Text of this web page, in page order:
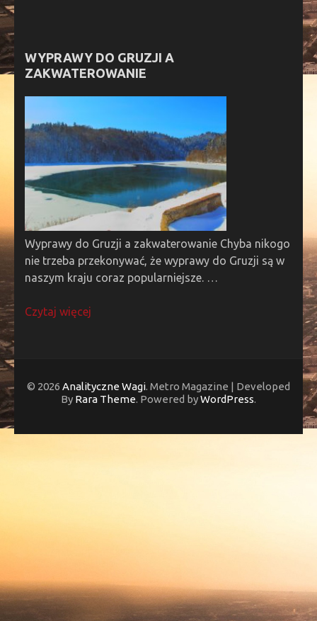
WYPRAWY DO GRUZJI A
ZAKWATEROWANIE
Wyprawy do Gruzji a zakwaterowanie Chyba nikogo
nie trzeba przekonywać, że wyprawy do Gruzji są w
naszym kraju coraz popularniejsze. …
Czytaj więcej
© 2026 Analityczne Wagi. Metro Magazine | Developed
By Rara Theme. Powered byWordPress.